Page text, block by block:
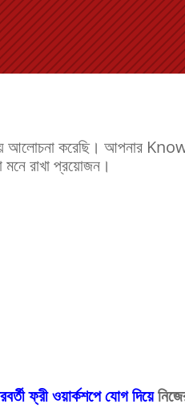
নিয়ে আলোচনা করেছি।
রাখা প্রয়োজন।
ফ্রী ওয়ার্কশপে যোগ দিয়ে